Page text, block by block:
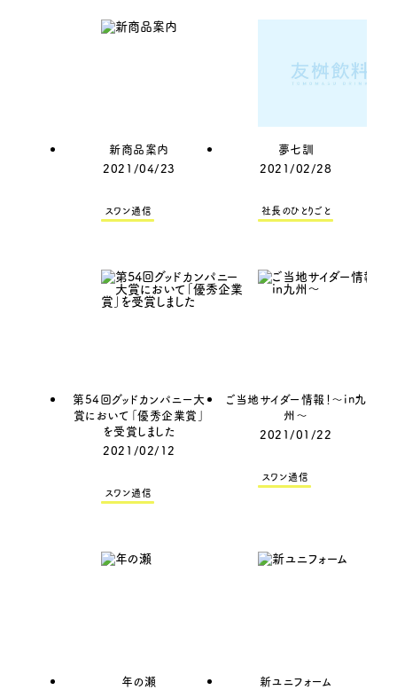
新商品案内
2021/04/23
スワン通信
夢七訓
2021/02/28
社長のひとりごと
第54回グッドカンパニー大
賞において「優秀企業賞」
を受賞しました
2021/02/12
スワン通信
ご当地サイダー情報！～in九
州～
2021/01/22
スワン通信
年の瀬
新ユニフォーム